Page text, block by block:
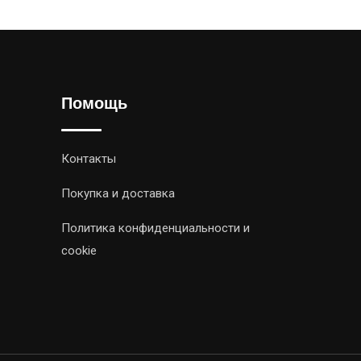
Помощь
Контакты
Покупка и доставка
Политика конфиденциальности и
cookie